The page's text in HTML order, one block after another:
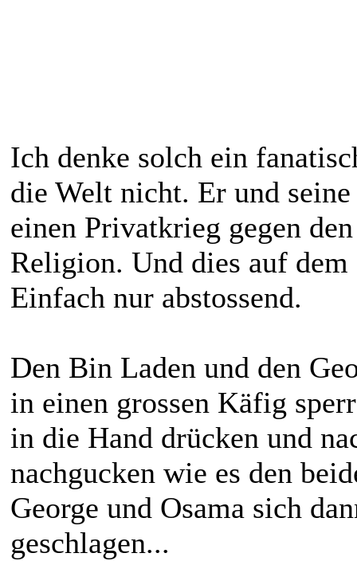
Ich denke solch ein
die Welt nicht. Er und
einen Privatkrieg gegen
Religion. Und dies auf
Einfach nur abstossend.
Den Bin Laden und den
in einen grossen Käfig
in die Hand drücken und
nachgucken wie es den
George und Osama sich
geschlagen...